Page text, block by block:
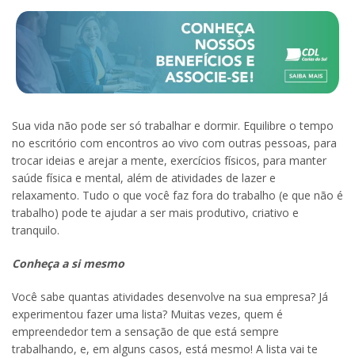
Sua vida não pode ser só trabalhar e dormir. Equilibre o tempo
no escritório com encontros ao vivo com outras pessoas, para
trocar ideias e arejar a mente, exercícios físicos, para manter
saúde física e mental, além de atividades de lazer e
relaxamento. Tudo o que você faz fora do trabalho (e que não é
trabalho) pode te ajudar a ser mais produtivo, criativo e
tranquilo.
Conheça a si mesmo
Você sabe quantas atividades desenvolve na sua empresa? Já
experimentou fazer uma lista? Muitas vezes, quem é
empreendedor tem a sensação de que está sempre
trabalhando, e, em alguns casos, está mesmo! A lista vai te